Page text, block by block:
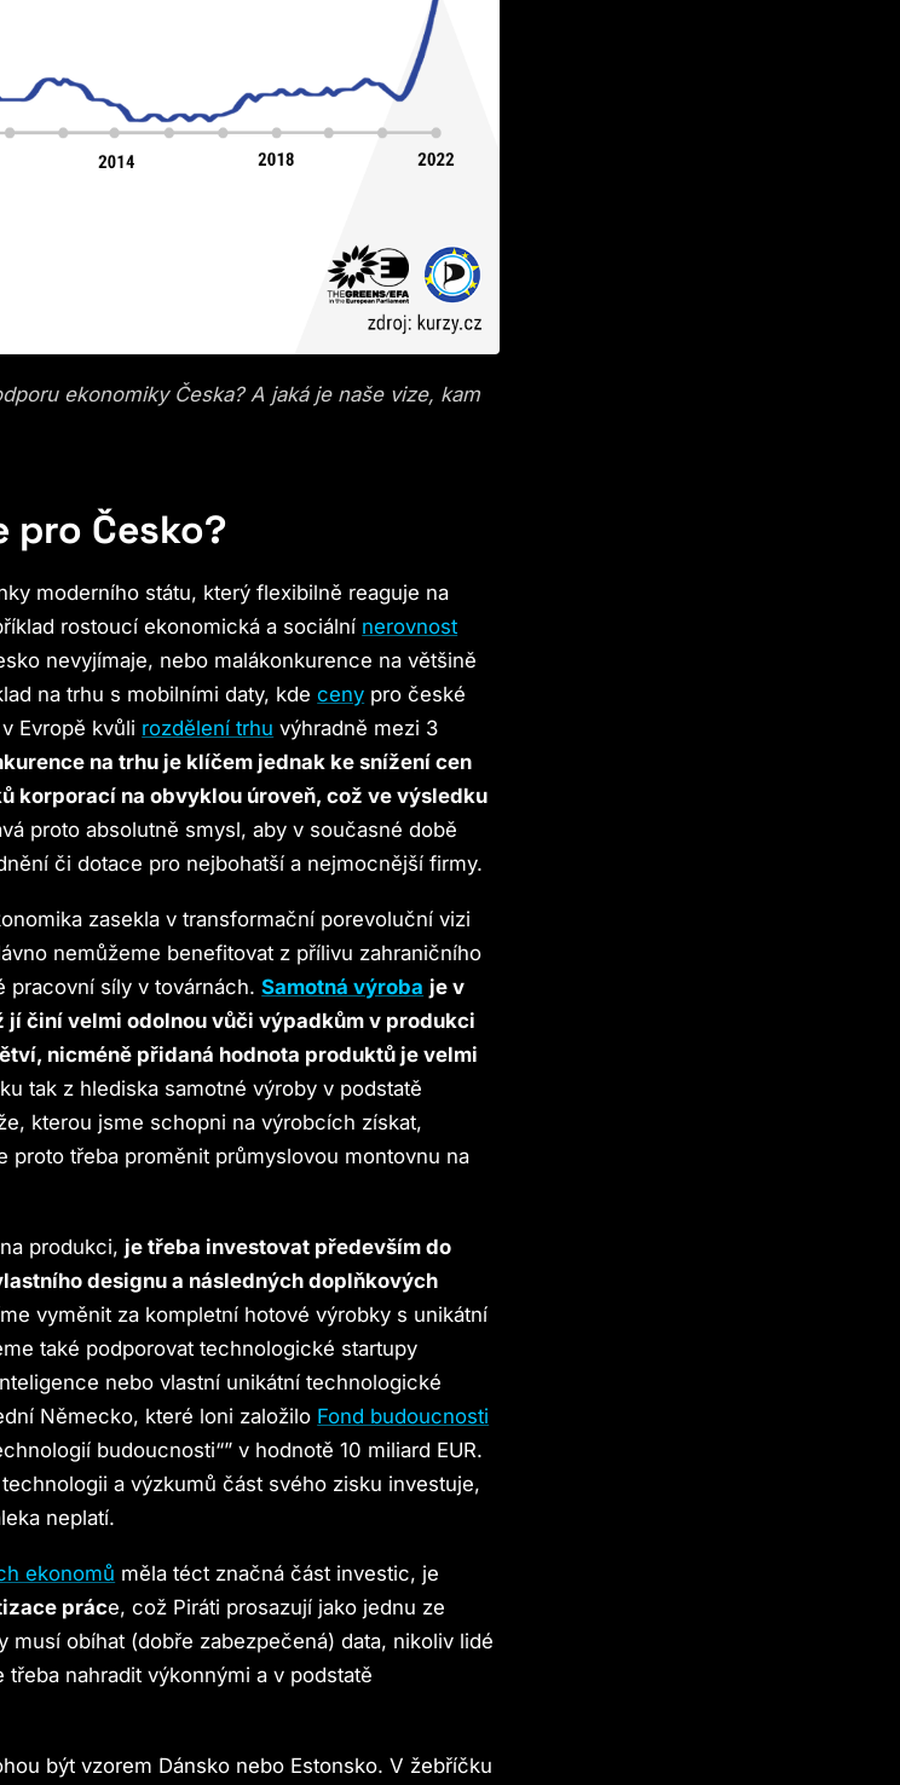
ekonomiky Česka? A jaká je naše vize, kam
pro Česko?
moderního státu, který flexibilně reaguje na
rostoucí ekonomická a sociální nerovnost
nevyjímaje, nebo malákonkurence na většině
na trhu s mobilními daty, kdeceny pro české
Evropě kvůli rozdělení trhu výhradně mezi 3
na trhu je klíčem jednak ke snížení cen
korporací na obvyklou úroveň, což ve výsledku
proto absolutně smysl, aby v současné době
či dotace pro nejbohatší a nejmocnější firmy.
zasekla v transformační porevoluční vizi
nemůžeme benefitovat z přílivu zahraničního
pracovní síly v továrnách.Samotná výroba je v
činí velmi odolnou vůči výpadkům v produkci
nicméně přidaná hodnota produktů je velmi
tak z hlediska samotné výroby v podstatě
kterou jsme schopni na výrobcích získat,
proto třeba proměnit průmyslovou montovnu na
produkci, je třeba investovat především do
designu a následných doplňkových
vyměnit za kompletní hotové výrobky s unikátní
také podporovat technologické startupy
nebo vlastní unikátní technologické
Německo, které loni založilo Fond budoucnosti
budoucnosti“” v hodnotě 10 miliard EUR.
a výzkumů část svého zisku investuje,
neplatí.
ekonomů měla téct značná část investic, je
práce, což Piráti prosazují jako jednu ze
musí obíhat (dobře zabezpečená) data, nikoliv lidé
nahradit výkonnými a v podstatě
být vzorem Dánsko nebo Estonsko. V žebříčku